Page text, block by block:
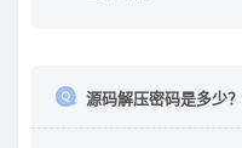
源码解压密码是多少？